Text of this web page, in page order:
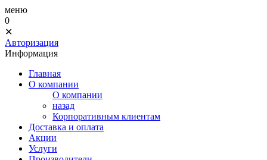
меню
0
✕
Авторизация
Информация
Главная
О компании
О компании
назад
Корпоративным клиентам
Доставка и оплата
Акции
Услуги